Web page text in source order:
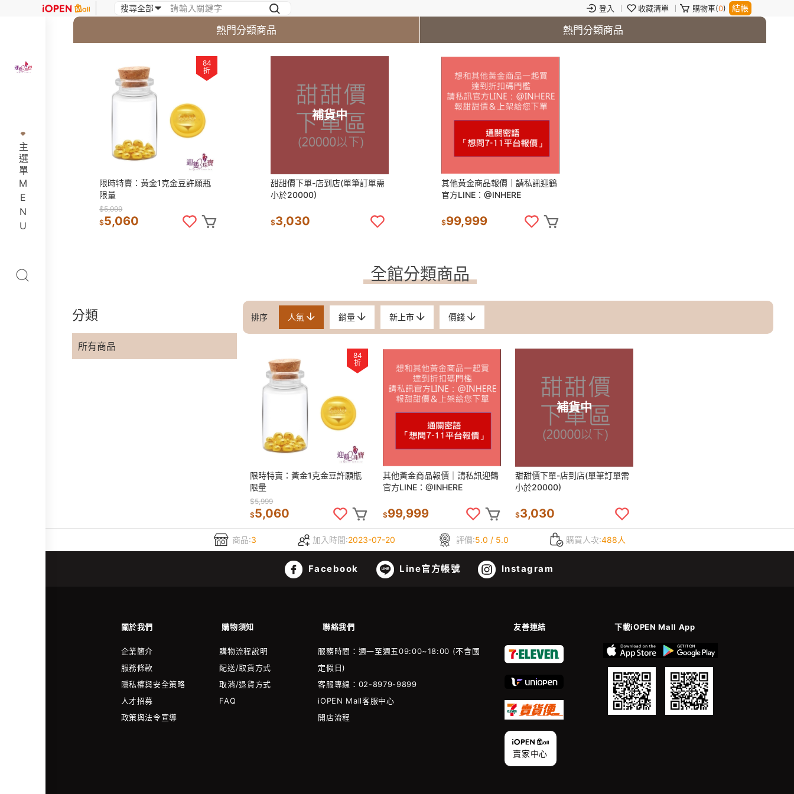
登入 收藏清單 購物車(0) 結帳
主選單MENU
熱門分類商品 熱門分類商品
84
折
限時特賣：黃金1克金豆許願瓶
限量
$5,999
$5,060
補貨中
甜甜價下單-店到店(單筆訂單需
小於20000)
$3,030
其他黃金商品報價｜請私訊迎鶴
官方LINE：@INHERE
$99,999
全館分類商品
分類
所有商品
排序 人氣 銷量 新上市 價錢
84
折
限時特賣：黃金1克金豆許願瓶
限量
$5,999
$5,060
其他黃金商品報價｜請私訊迎鶴
官方LINE：@INHERE
$99,999
補貨中
甜甜價下單-店到店(單筆訂單需
小於20000)
$3,030
商品:3 加入時間:2023-07-20 評價:5.0 / 5.0 購買人次:488人
Facebook Line官方帳號 Instagram
關於我們 購物須知 聯絡我們 友善連結 下載iOPEN Mall App
企業簡介
服務條款
隱私權與安全策略
人才招募
政策與法令宣導
購物流程說明
配送/取貨方式
取消/退貨方式
FAQ
服務時間：週一至週五09:00~18:00 (不含國
定假日)
客服專線：02-8979-9899
iOPEN Mall客服中心
開店流程
賣家中心